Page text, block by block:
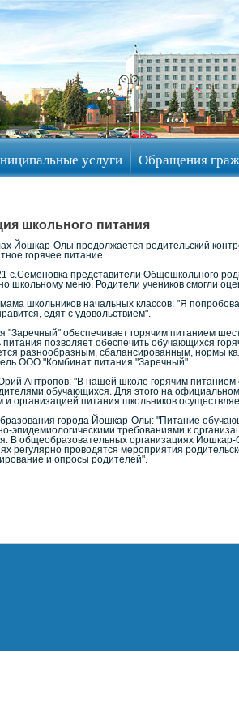
услуги Обращения
школьного питания
Йошкар-Олы продолжается родительский
горячее питание.
с.Семеновка представители Общешкольного
школьному меню. Родители учеников смогли
школьников начальных классов: "Я
едят с удовольствием".
"Заречный" обеспечивает горячим питанием
питания позволяет обеспечить обучающихся
разнообразным, сбалансированным, нормы
ООО "Комбинат питания "Заречный".
Антропов: "В нашей школе горячим питанием
обучающихся. Для этого на
питания школьников
города Йошкар-Олы: "Питание
эпидемиологическими требованиями к
В общеобразовательных организациях
регулярно проводятся мероприятия
и опросы родителей".